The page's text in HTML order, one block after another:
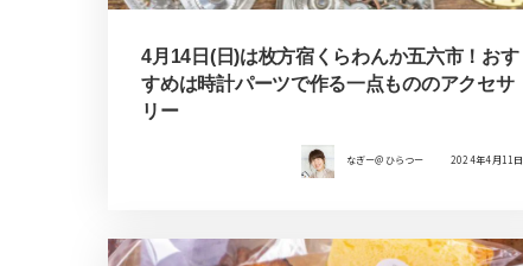
4月14日(日)は枚方宿くらわんか五六市！おす
すめは時計パーツで作る一点もののアクセサ
リー
なぎー＠ひらつー 2024年4月11日